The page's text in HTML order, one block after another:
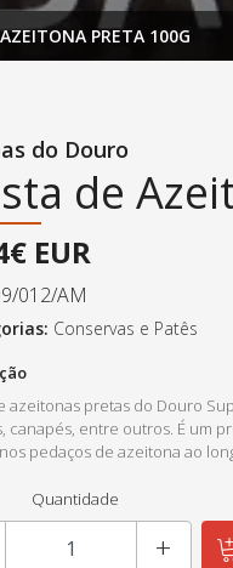
PRETA 100G
do Douro
de
EUR
012/AM
Conservas e Patês
azeitonas pretas do Douro
canapés, entre outros. É um
pedaços de azeitona ao
Quantidade
+